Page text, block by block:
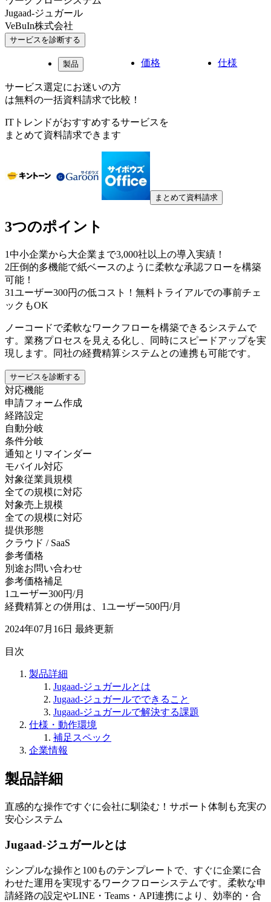
Jugaad-ジュガール
VeBuIn株式会社
サービスを診断する
製品 価格 仕様
サービス選定にお迷いの方
は無料の一括資料請求で比較！
ITトレンドがおすすめするサービスを
まとめて資料請求できます
まとめて資料請求
3つのポイント
1中小企業から大企業まで3,000社以上の導入実績！
2圧倒的多機能で紙ベースのように柔軟な承認フローを構築
可能！
31ユーザー300円の低コスト！無料トライアルでの事前チェ
ックもOK
ノーコードで柔軟なワークフローを構築できるシステムで
す。業務プロセスを見える化し、同時にスピードアップを実
現します。同社の経費精算システムとの連携も可能です。
サービスを診断する
対応機能
申請フォーム作成
経路設定
自動分岐
条件分岐
通知とリマインダー
モバイル対応
対象従業員規模
全ての規模に対応
対象売上規模
全ての規模に対応
提供形態
クラウド / SaaS
参考価格
別途お問い合わせ
参考価格補足
1ユーザー300円/月
経費精算との併用は、1ユーザー500円/月
2024年07月16日 最終更新
目次
製品詳細
Jugaad-ジュガールとは
Jugaad-ジュガールでできること
Jugaad-ジュガールで解決する課題
仕様・動作環境
補足スペック
企業情報
製品詳細
直感的な操作ですぐに会社に馴染む！サポート体制も充実の
安心システム
Jugaad-ジュガールとは
シンプルな操作と100ものテンプレートで、すぐに企業に合
わせた運用を実現するワークフローシステムです。柔軟な申
請経路の設定やLINE・Teams・API連携により、効率的・合